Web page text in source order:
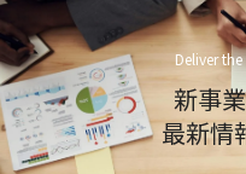
Deliver
新事
最新情